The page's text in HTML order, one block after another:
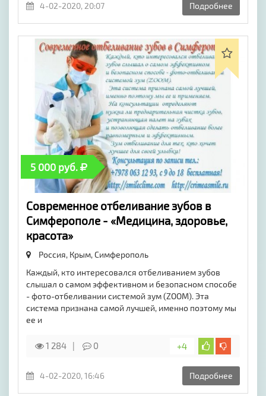
4-02-2020, 20:07 Подробнее
5 000 руб.
Современное отбеливание зубов в
Симферополе - «Медицина, здоровье,
красота»
Россия, Крым,Симферополь
Каждый, кто интересовался отбеливанием зубов
слышал о самом эффективном и безопасном способе
- фото-отбеливании системой зум (ZOOM). Эта
система признана самой лучшей, именно поэтому мы
ее и
1 284 0 +4
4-02-2020, 16:46 Подробнее